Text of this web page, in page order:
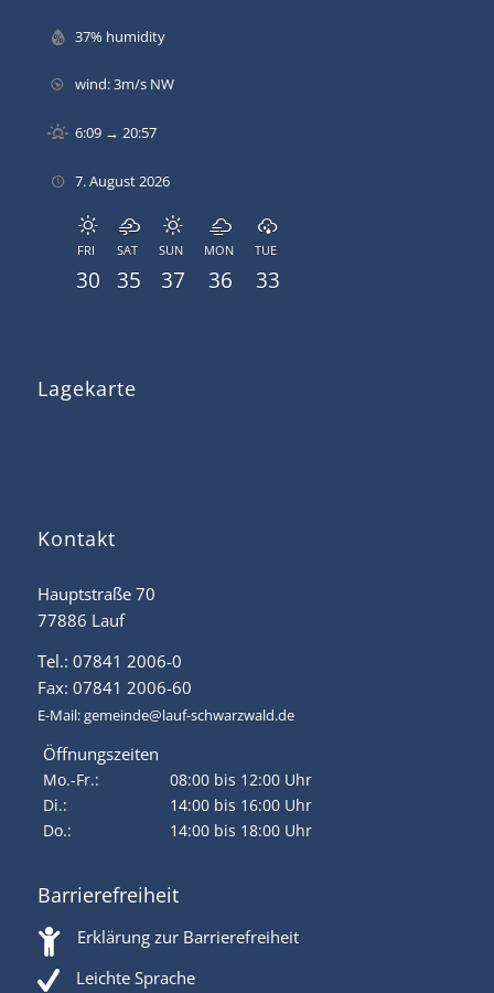
37% humidity
wind: 3m/s NW
6:09 → 20:57
7. August 2026
FRI
30
SAT
35
SUN
37
MON
36
TUE
33
Lagekarte
Kontakt
Hauptstraße 70
77886 Lauf
Tel.: 07841 2006-0
Fax: 07841 2006-60
E-Mail:gemeinde@lauf-schwarzwald.de
Öffnungszeiten
Mo.-Fr.:
08:00 bis 12:00 Uhr
Di.:
14:00 bis 16:00 Uhr
Do.:
14:00 bis 18:00 Uhr
Barrierefreiheit
Erklärung zur Barrierefreiheit
Leichte Sprache